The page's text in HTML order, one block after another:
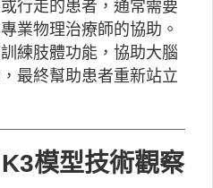
行走的患者，通常需要
業物理治療師的協助。
練肢體功能，協助大腦
最終幫助患者重新站立
模型技術觀察